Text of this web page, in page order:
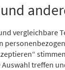
vergleichbare
treffen